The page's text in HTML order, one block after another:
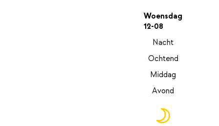
Woensdag
12-08
Nacht
Ochtend
Middag
Avond